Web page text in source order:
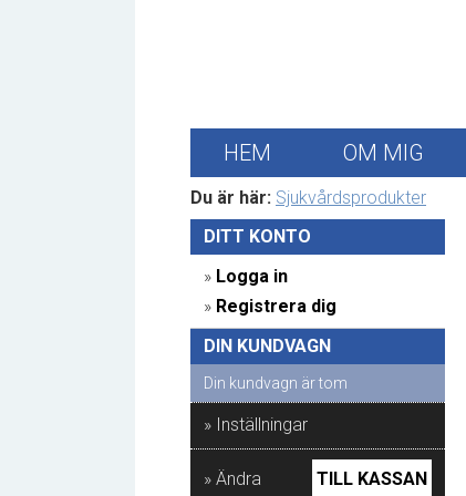
HEM OM MIG
Du är här: Sjukvårdsprodukter
DITT KONTO
» Logga in
» Registrera dig
DIN KUNDVAGN
Din kundvagn är tom
» Inställningar
» Ändra TILL KASSAN